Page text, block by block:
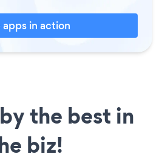
apps in action
the best in
biz!